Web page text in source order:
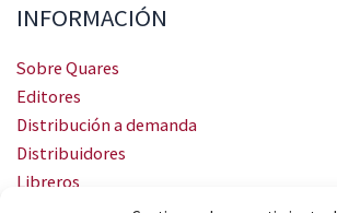
INFORMACIÓN
Sobre Quares
Editores
Distribución a demanda
Distribuidores
Libreros